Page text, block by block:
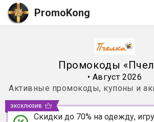
PromoKong
Промокоды «
• Август 2026
Активные промокоды, купоны и
Скидки до 70% на одежду,
эксклюзив